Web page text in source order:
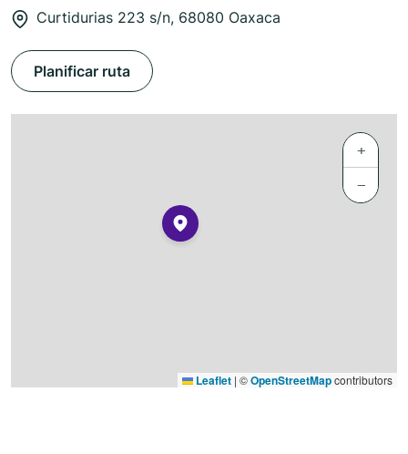
Curtidurias 223 s/n, 68080 Oaxaca
Planificar ruta
+
−
Leaflet | ©OpenStreetMapcontributors